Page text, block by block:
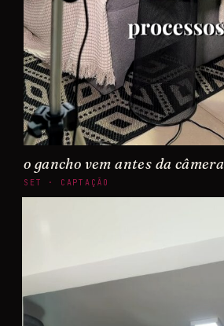
o gancho vem antes da câmera
SET · CAPTAÇÃO